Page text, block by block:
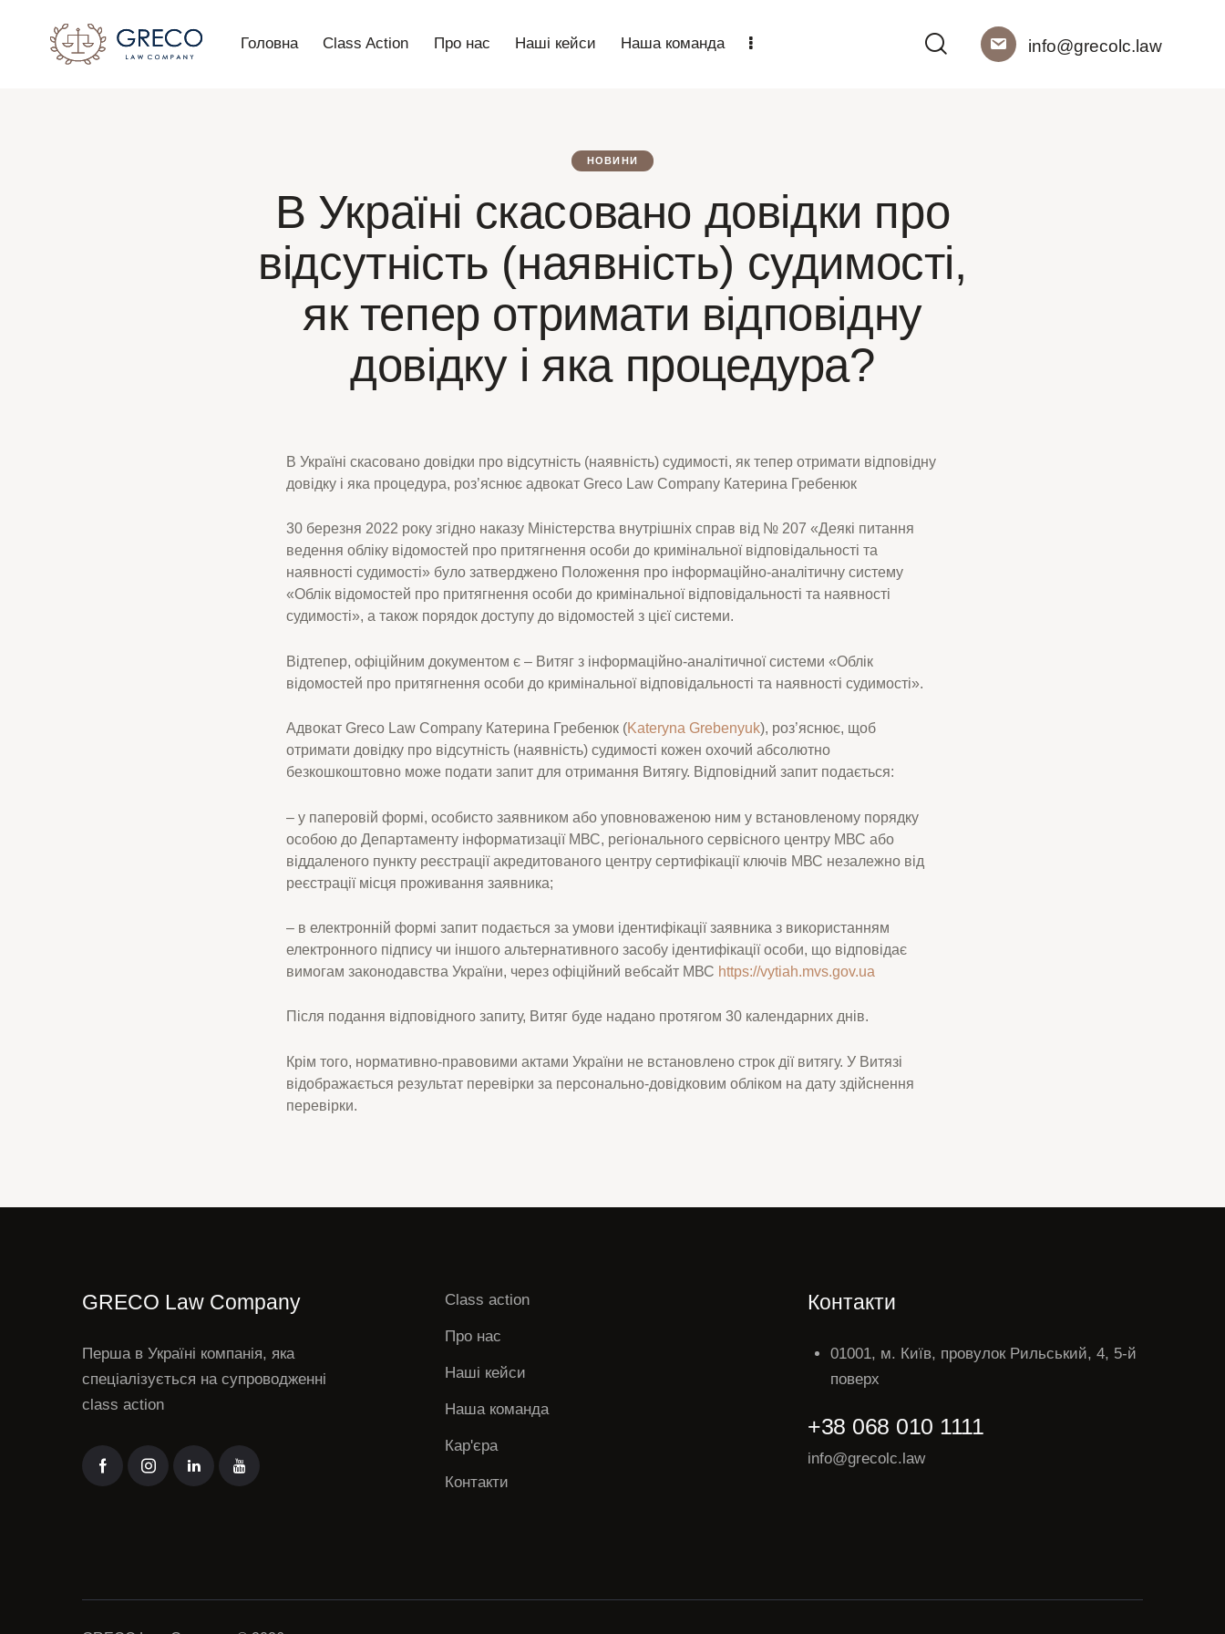
Головна Class Action Про нас Наші кейси Наша команда info@grecolc.law
НОВИНИ
В Україні скасовано довідки про
відсутність (наявність) судимості,
як тепер отримати відповідну
довідку і яка процедура?
В Україні скасовано довідки про відсутність (наявність) судимості, як тепер отримати відповідну
довідку і яка процедура, роз’яснює адвокат Greco Law Company Катерина Гребенюк
30 березня 2022 року згідно наказу Міністерства внутрішніх справ від № 207 «Деякі питання
ведення обліку відомостей про притягнення особи до кримінальної відповідальності та
наявності судимості» було затверджено Положення про інформаційно-аналітичну систему
«Облік відомостей про притягнення особи до кримінальної відповідальності та наявності
судимості», а також порядок доступу до відомостей з цієї системи.
Відтепер, офіційним документом є – Витяг з інформаційно-аналітичної системи «Облік
відомостей про притягнення особи до кримінальної відповідальності та наявності судимості».
Адвокат Greco Law Company Катерина Гребенюк (Kateryna Grebenyuk), роз’яснює, щоб
отримати довідку про відсутність (наявність) судимості кожен охочий абсолютно
безкошкоштовно може подати запит для отримання Витягу. Відповідний запит подається:
– у паперовій формі, особисто заявником або уповноваженою ним у встановленому порядку
особою до Департаменту інформатизації МВС, регіонального сервісного центру МВС або
віддаленого пункту реєстрації акредитованого центру сертифікації ключів МВС незалежно від
реєстрації місця проживання заявника;
– в електронній формі запит подається за умови ідентифікації заявника з використанням
електронного підпису чи іншого альтернативного засобу ідентифікації особи, що відповідає
вимогам законодавства України, через офіційний вебсайт МВС https://vytiah.mvs.gov.ua
Після подання відповідного запиту, Витяг буде надано протягом 30 календарних днів.
Крім того, нормативно-правовими актами України не встановлено строк дії витягу. У Витязі
відображається результат перевірки за персонально-довідковим обліком на дату здійснення
перевірки.
GRECO Law Company
Перша в Україні компанія, яка
спеціалізується на супроводженні
class action
Class action
Про нас
Наші кейси
Наша команда
Кар'єра
Контакти
Контакти
01001, м. Київ, провулок Рильський, 4, 5-й
поверх
+38 068 010 1111
info@grecolc.law